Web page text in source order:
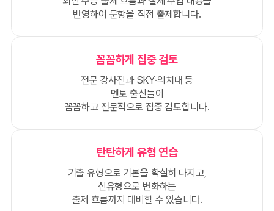
반영하여 문항을 직접 출제합니다.
꼼꼼하게 집중 검토
전문 강사진과 SKY·의치대 등
멘토 출신들이
꼼꼼하고 전문적으로 집중 검토합니다.
탄탄하게 유형 연습
기출 유형으로 기본을 확실히 다지고,
신유형으로 변화하는
출제 흐름까지 대비할 수 있습니다.